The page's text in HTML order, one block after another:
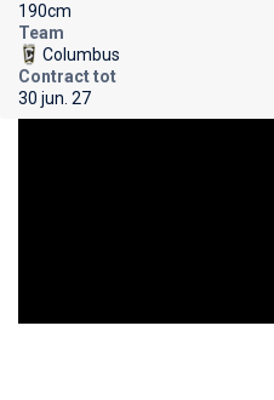
190cm
Team
Columbus
Contract tot
30 jun. 27